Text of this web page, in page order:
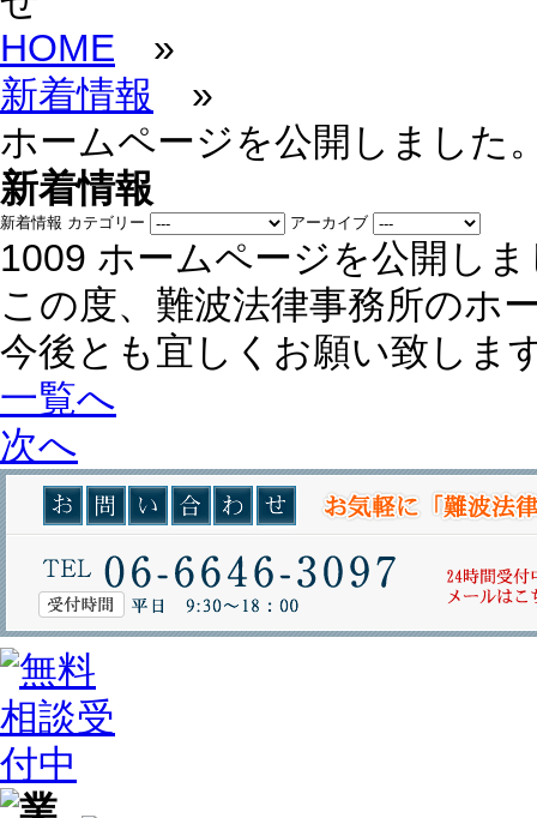
HOME »
新着情報 »
ホームページを公開しました
新着情報
新着情報 カテゴリー アーカイブ
1009 ホームページを公開し
この度、難波法律事務所のホ
今後とも宜しくお願い致しま
一覧へ
次へ